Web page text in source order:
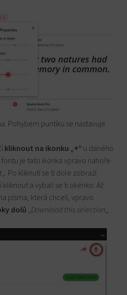
Pohybem puntíku se nastavuje
kliknout na ikonku „+“ u daného
je tato ikonka vpravo nahoře
„. Po kliknutí se ti dole zobrazí
a vybalí se ti okénko. Až
písma, která chceš, vpravo
dolů Download this selection